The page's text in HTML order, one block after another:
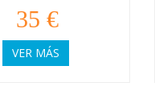
35 €
VER MÁS